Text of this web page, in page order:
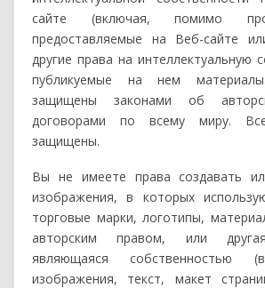
сайте (включая, помимо
предоставляемые на Веб-сайте
другие права на интеллектуальную
публикуемые на нем
защищены законами об
договорами по всему миру.
защищены.
Вы не имеете права создавать
изображения, в которых
торговые марки, логотипы,
авторским правом, или
являющаяся
изображения, текст, макет